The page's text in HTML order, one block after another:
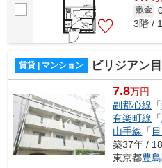
敷金
3階 /
賃貸 | マンション ビリジアン
7.8万円
副都心線 「
有楽町線 「
山手線 「
築37年 /
東京都豊